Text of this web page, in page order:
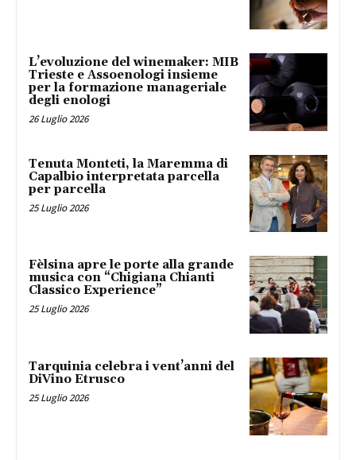
L’evoluzione del winemaker: MIB
Trieste e Assoenologi insieme
per la formazione manageriale
degli enologi
26 Luglio 2026
Tenuta Monteti, la Maremma di
Capalbio interpretata parcella
per parcella
25 Luglio 2026
Fèlsina apre le porte alla grande
musica con “Chigiana Chianti
Classico Experience”
25 Luglio 2026
Tarquinia celebra i vent’anni del
DiVino Etrusco
25 Luglio 2026